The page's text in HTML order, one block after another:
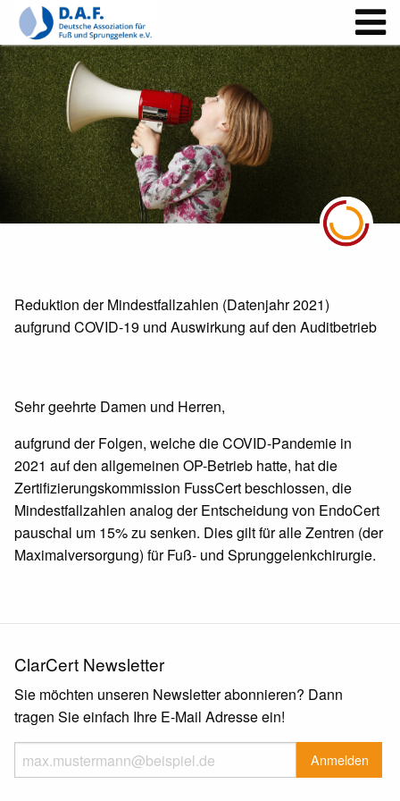
Reduktion der Mindestfallzahlen (Datenjahr 2021)
aufgrund COVID-19 und Auswirkung auf den Auditbetrieb
Sehr geehrte Damen und Herren,
aufgrund der Folgen, welche die COVID-Pandemie in
2021 auf den allgemeinen OP-Betrieb hatte, hat die
Zertifizierungskommission FussCert beschlossen, die
Mindestfallzahlen analog der Entscheidung von EndoCert
pauschal um 15% zu senken. Dies gilt für alle Zentren (der
Maximalversorgung) für Fuß- und Sprunggelenkchirurgie.
ClarCert Newsletter
Sie möchten unseren Newsletter abonnieren? Dann
tragen Sie einfach Ihre E-Mail Adresse ein!